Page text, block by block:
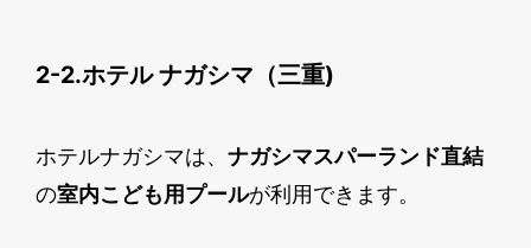
2-2.ホテル ナガシマ（三重)
ホテルナガシマは、 ナガシマスパーランド直結
の室内こども用プールが利用できます。